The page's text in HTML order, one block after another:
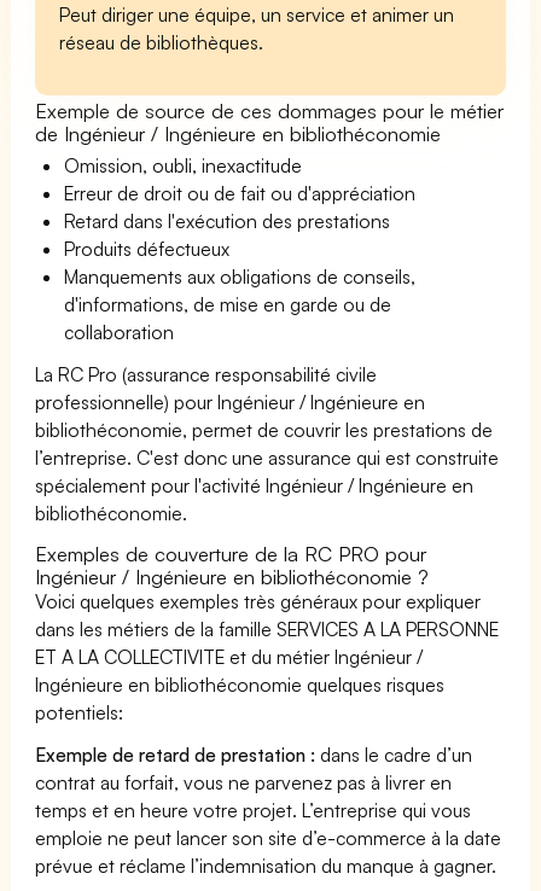
Peut diriger une équipe, un service et animer un
réseau de bibliothèques.
Exemple de source de ces dommages pour le métier
de Ingénieur / Ingénieure en bibliothéconomie
Omission, oubli, inexactitude
Erreur de droit ou de fait ou d'appréciation
Retard dans l'exécution des prestations
Produits défectueux
Manquements aux obligations de conseils,
d'informations, de mise en garde ou de
collaboration
La RC Pro (assurance responsabilité civile
professionnelle) pour Ingénieur / Ingénieure en
bibliothéconomie, permet de couvrir les prestations de
l’entreprise. C'est donc une assurance qui est construite
spécialement pour l'activité Ingénieur / Ingénieure en
bibliothéconomie.
Exemples de couverture de la RC PRO pour
Ingénieur / Ingénieure en bibliothéconomie ?
Voici quelques exemples très généraux pour expliquer
dans les métiers de la famille SERVICES A LA PERSONNE
ET A LA COLLECTIVITE et du métier Ingénieur /
Ingénieure en bibliothéconomie quelques risques
potentiels:
Exemple de retard de prestation : dans le cadre d’un
contrat au forfait, vous ne parvenez pas à livrer en
temps et en heure votre projet. L’entreprise qui vous
emploie ne peut lancer son site d’e-commerce à la date
prévue et réclame l’indemnisation du manque à gagner.